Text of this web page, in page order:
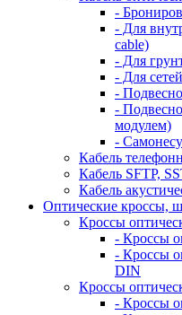
-
- Для
cable)
- Для
- Для
-
-
модулем)
-
Кабель
Кабель SFTP,
Кабель
Оптические кроссы,
Кроссы
- Кроссы
- Кроссы
DIN
Кроссы
- Кроссы